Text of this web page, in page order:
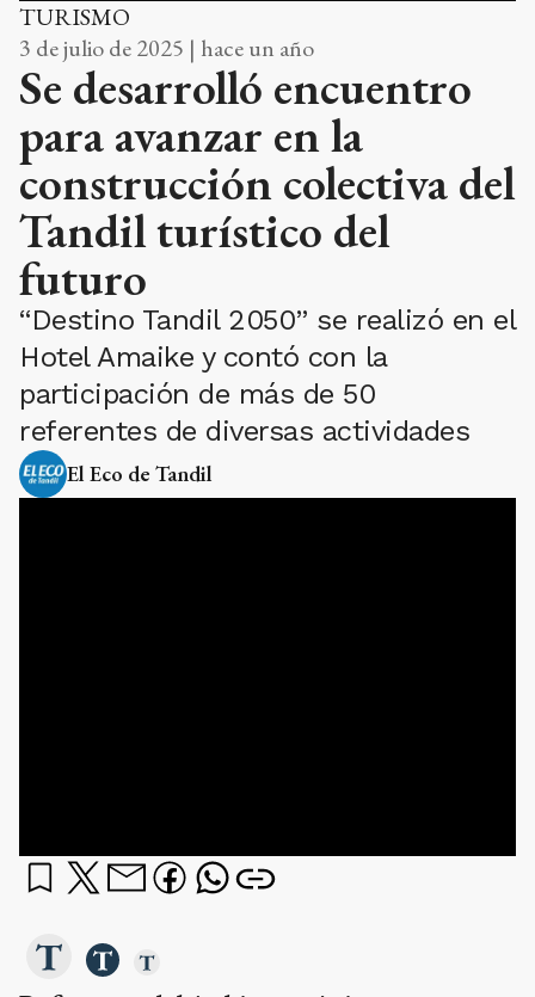
TURISMO
3 de julio de 2025 | hace un año
Se desarrolló encuentro
para avanzar en la
construcción colectiva del
Tandil turístico del
futuro
“Destino Tandil 2050” se realizó en el
Hotel Amaike y contó con la
participación de más de 50
referentes de diversas actividades
El Eco de Tandil